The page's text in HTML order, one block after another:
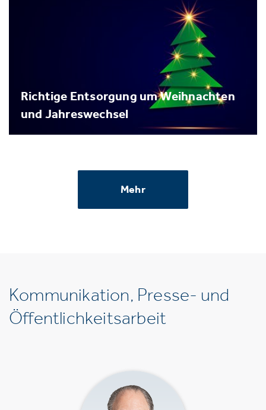
Richtige Entsorgung um Weihnachten
und Jahreswechsel
Mehr
Kommunikation, Presse- und
Öffentlichkeitsarbeit